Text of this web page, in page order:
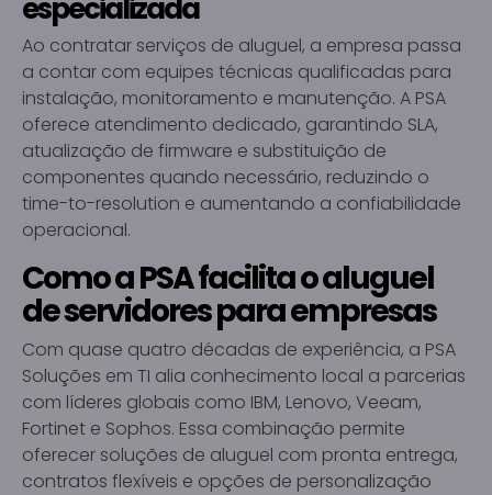
especializada
Ao contratar serviços de aluguel, a empresa passa
a contar com equipes técnicas qualificadas para
instalação, monitoramento e manutenção. A PSA
oferece atendimento dedicado, garantindo SLA,
atualização de firmware e substituição de
componentes quando necessário, reduzindo o
time-to-resolution e aumentando a confiabilidade
operacional.
Como a PSA facilita o aluguel
de servidores para empresas
Com quase quatro décadas de experiência, a PSA
Soluções em TI alia conhecimento local a parcerias
com líderes globais como IBM, Lenovo, Veeam,
Fortinet e Sophos. Essa combinação permite
oferecer soluções de aluguel com pronta entrega,
contratos flexíveis e opções de personalização